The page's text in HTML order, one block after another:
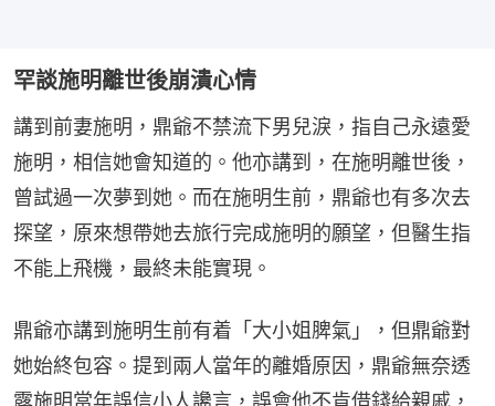
罕談施明離世後崩潰心情
講到前妻施明，鼎爺不禁流下男兒淚，指自己永遠愛
施明，相信她會知道的。他亦講到，在施明離世後，
曾試過一次夢到她。而在施明生前，鼎爺也有多次去
探望，原來想帶她去旅行完成施明的願望，但醫生指
不能上飛機，最終未能實現。
鼎爺亦講到施明生前有着「大小姐脾氣」，但鼎爺對
她始終包容。提到兩人當年的離婚原因，鼎爺無奈透
露施明當年誤信小人讒言，誤會他不肯借錢給親戚，